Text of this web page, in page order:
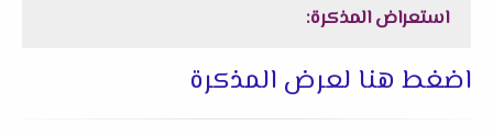
استعراض المذكرة:
اضغط هنا لعرض المذكرة